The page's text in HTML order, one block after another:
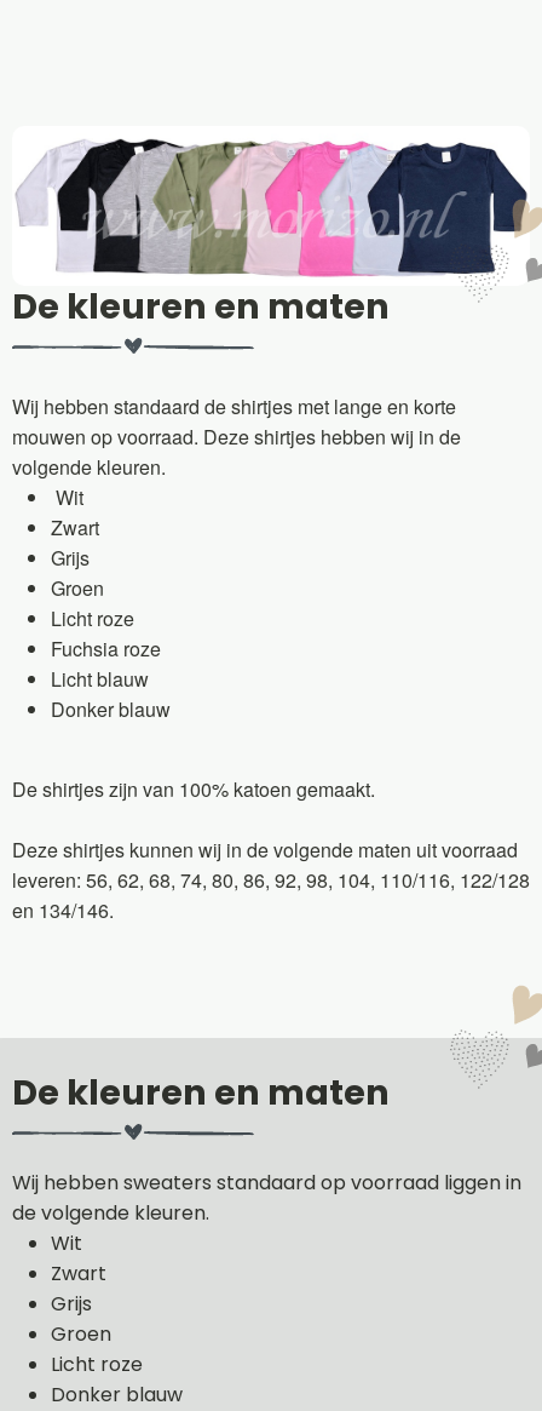
De kleuren en maten
Wij hebben standaard de shirtjes met lange en korte
mouwen op voorraad. Deze shirtjes hebben wij in de
volgende kleuren.
Wit
Zwart
Grijs
Groen
Licht roze
Fuchsia roze
Licht blauw
Donker blauw
De shirtjes zijn van 100% katoen gemaakt.
Deze shirtjes kunnen wij in de volgende maten uit voorraad
leveren: 56, 62, 68, 74, 80, 86, 92, 98, 104, 110/116, 122/128
en 134/146.
De kleuren en maten
Wij hebben sweaters standaard op voorraad liggen in
de volgende kleuren.
Wit
Zwart
Grijs
Groen
Licht roze
Donker blauw